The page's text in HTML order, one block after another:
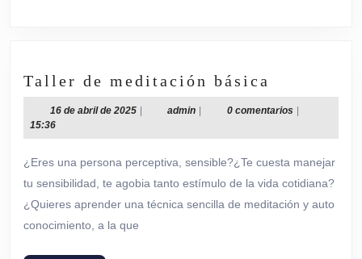
Taller de meditación básica
de
básica
16 de abril de 202516
abril
2025
| adminadmin
| 0 comentarios |
15:36
¿Eres una persona perceptiva, sensible?¿Te cuesta manejar
tu sensibilidad, te agobia tanto estímulo de la vida cotidiana?
¿Quieres aprender una técnica sencilla de meditación y auto
conocimiento, a la que